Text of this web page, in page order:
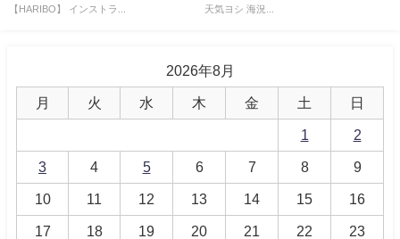
【HARIBO】 インストラ...
天気ヨシ 海況...
2026年8月
月 火 水 木 金 土 日
1 2
3 4 5 6 7 8 9
10 11 12 13 14 15 16
17 18 19 20 21 22 23